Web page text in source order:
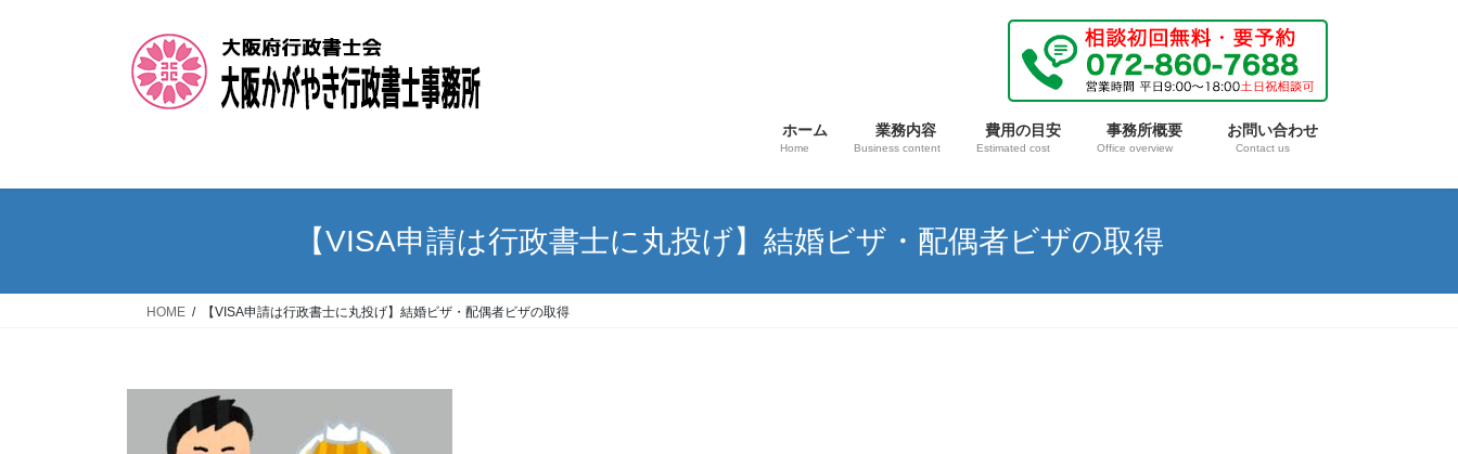
キ
に
ホーム
Home
業務内容
Business content
費用の目安
Estimated cost
事務所概要
Office overview
お問い合わせ
Contact us
【VISA申請は行政書士に丸投げ】結婚ビザ・配偶者ビザの取得
HOME 【VISA申請は行政書士に丸投げ】結婚ビザ・配偶者ビザの取得